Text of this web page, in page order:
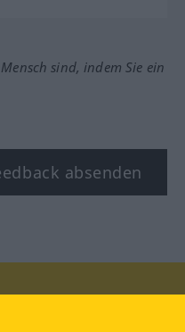
sind, indem Sie ein
absenden